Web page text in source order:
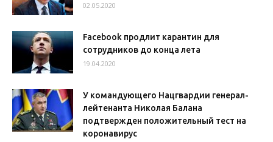
02.05.2020
Facebook продлит карантин для
сотрудников до конца лета
19.04.2020
У командующего Нацгвардии генерал-
лейтенанта Николая Балана
подтвержден положительный тест на
коронавирус